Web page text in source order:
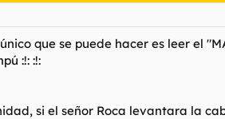
que se puede hacer es leer el
:!: :!:
si el señor Roca levantara la